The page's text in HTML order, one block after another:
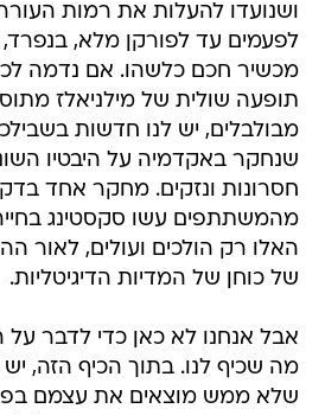
ושנועדו להעלות את רמות
לפעמים עד לפורקן מלא,
מכשיר חכם כלשהו. אם נדמה
תופעה שולית של מילניאלז
מבולבלים, יש לנו חדשות
שנחקר באקדמיה על היבטיו
מהמשתתפים עשו סקסטינג
האלו רק הולכים ועולים, לאור
של כוחן של המדיות הדיגיטליות.
אבל אנחנו לא כאן כדי לדבר
מה שכיף לנו. בתוך הכיף הזה,
שלא ממש מוצאים את עצמם